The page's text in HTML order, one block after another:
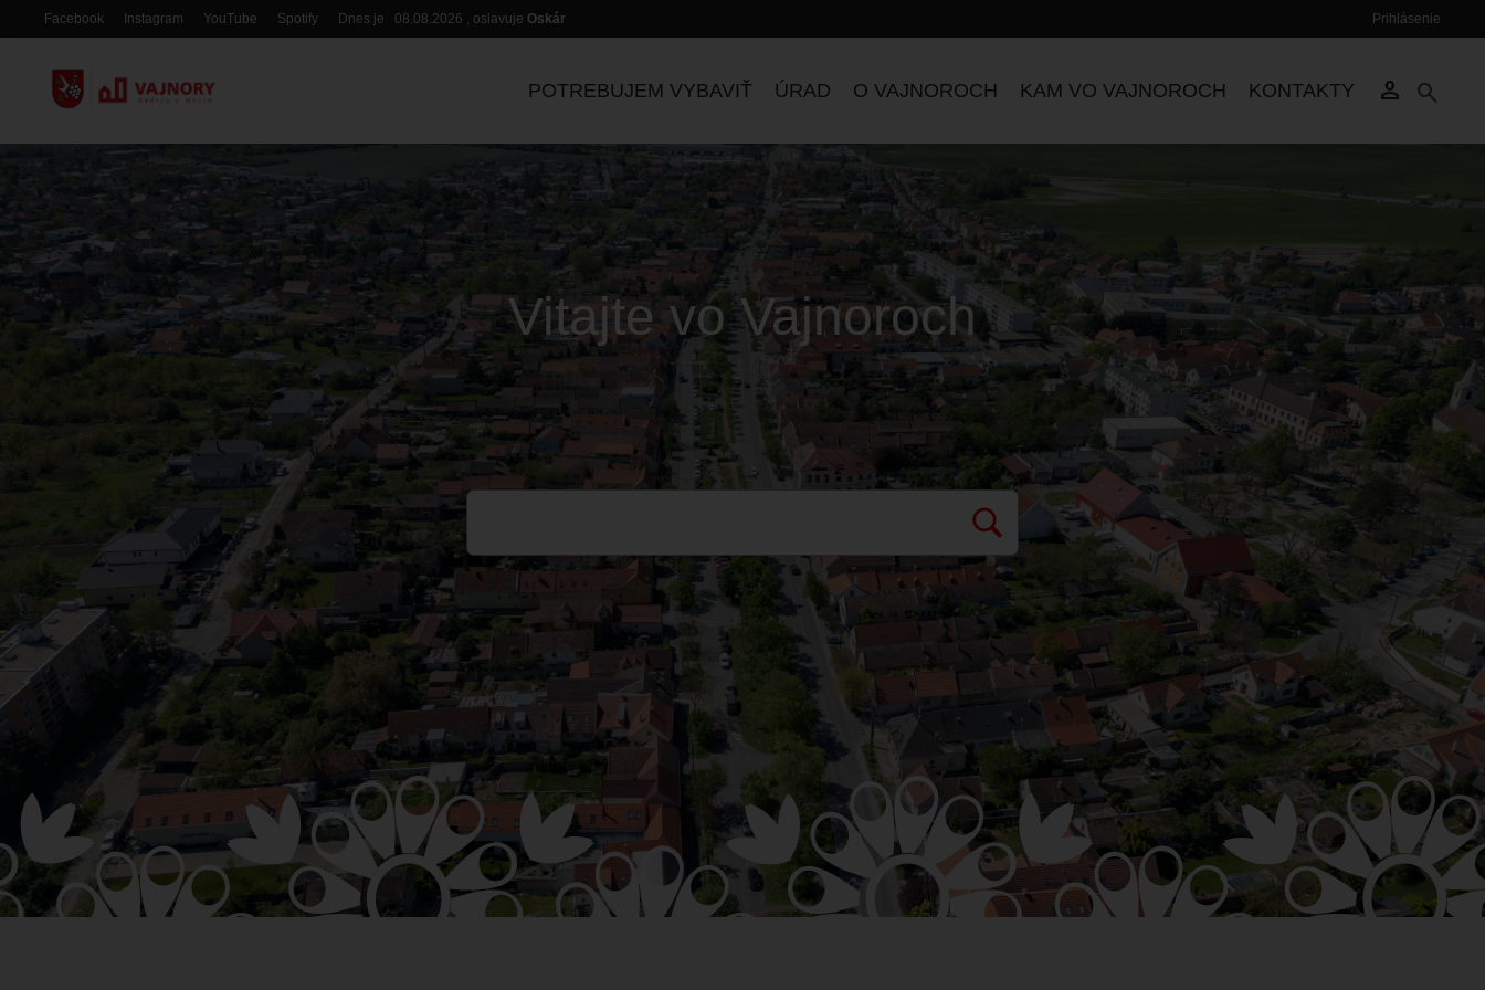
Skočiť
na
Hlavička
Facebook Instagram YouTube Spotify Dnes je 08.08.2026 , oslavuje Oskár
Používateľské
Prihlásenie
POTREBUJEM VYBAVIŤ ÚRAD
ZASADNUTIA KOMISIÍ
ÚRADNÁ TABUĽA
ZMLUVY, OBJEDNÁVKY, FAKTÚRY
EVIDENCIA PSOV
VZN
DOKUMENTY
ROZPOČET
ZÁVEREČNÝ ÚČET
VAJNORSKÁ PODPORNÁ SPOLOČNOSŤ
PETÍCIE
PROTIPOŽIARNA OCHRANA
O VAJNOROCH
HARMONOGRAM PODUJATÍ
KNIŽNICA
ZDRUŽENIA A SPOLKY
KERAMICKÁ DIELŇA
VAJNORSKÉ PRODUKTY
HK VAJNORY
ŠK VAJNORY
KAM VO VAJNOROCH KONTAKTY person search
Vitajte vo Vajnoroch